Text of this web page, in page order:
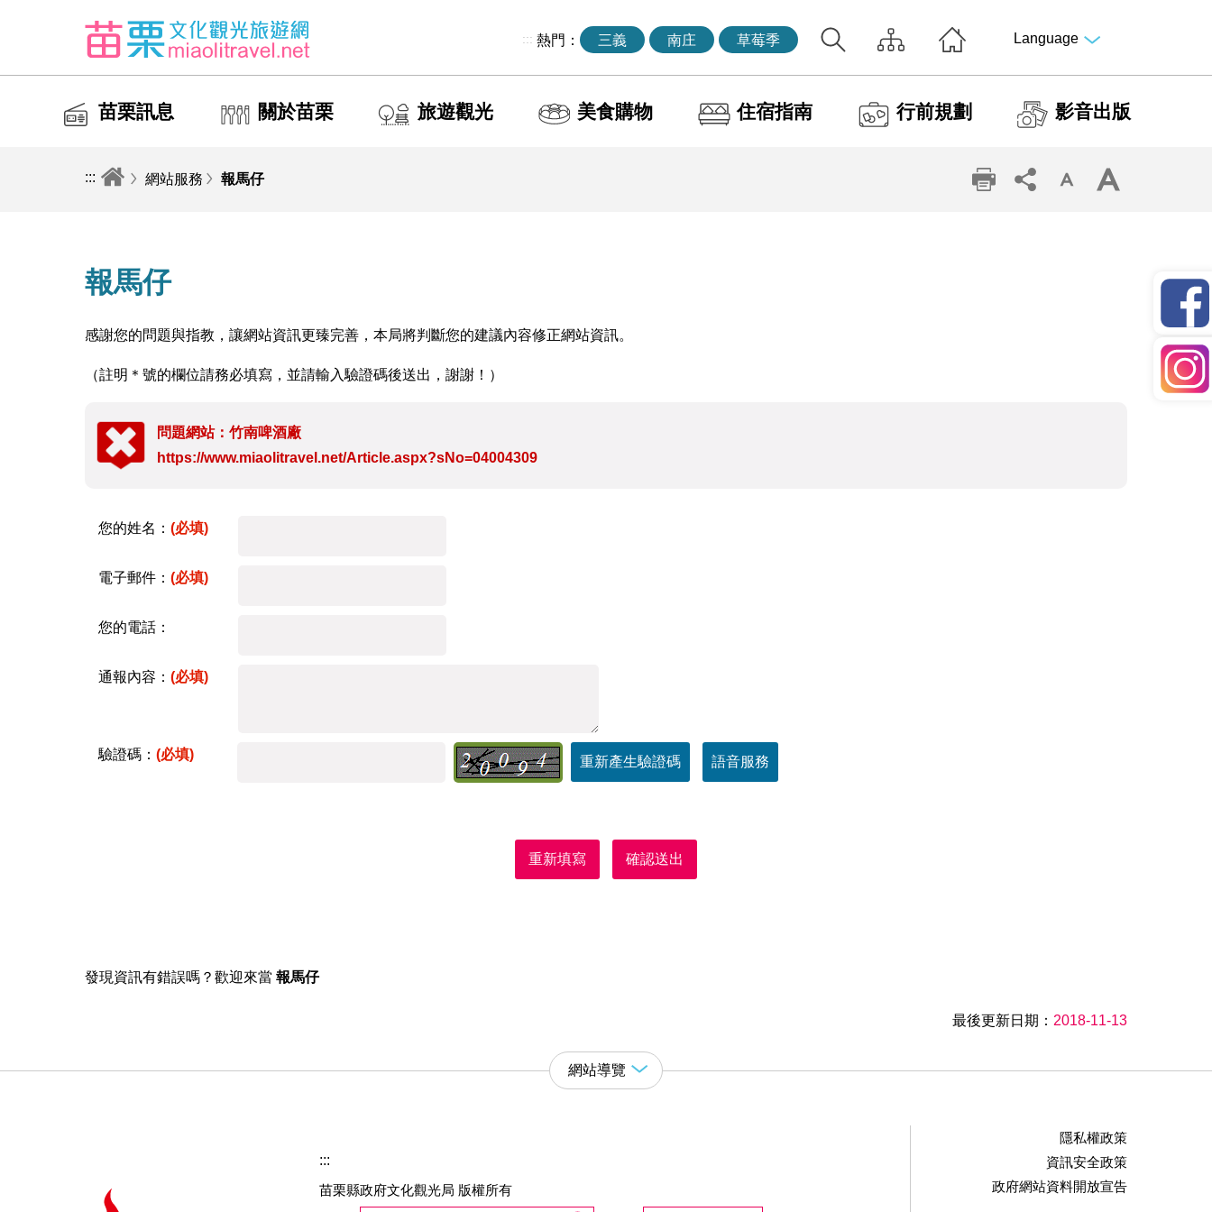
::: 熱門： 三義 南庄 草莓季 Language
苗栗訊息 關於苗栗 旅遊觀光 美食購物 住宿指南 行前規劃 影音出版
::: 網站服務 報馬仔
報馬仔
感謝您的問題與指教，讓網站資訊更臻完善，本局將判斷您的建議內容修正網站資訊。
（註明＊號的欄位請務必填寫，並請輸入驗證碼後送出，謝謝！）
問題網站：竹南啤酒廠
https://www.miaolitravel.net/Article.aspx?sNo=04004309
您的姓名：(必填)
電子郵件：(必填)
您的電話：
通報內容：(必填)
驗證碼：(必填) 重新產生驗證碼 語音服務
重新填寫 確認送出
發現資訊有錯誤嗎？歡迎來當報馬仔
最後更新日期： 2018-11-13
網站導覽
:::
苗栗縣政府文化觀光局 版權所有
隱私權政策
資訊安全政策
政府網站資料開放宣告